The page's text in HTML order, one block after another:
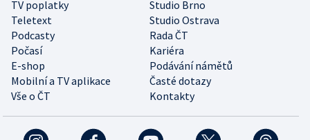
TV poplatky
Studio Brno
Teletext
Studio Ostrava
Podcasty
Rada ČT
Počasí
Kariéra
E-shop
Podávání námětů
Mobilní a TV aplikace
Časté dotazy
Vše o ČT
Kontakty